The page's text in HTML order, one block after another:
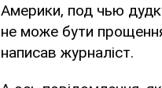
Америки, под чью
не може бути
написав журналіст.